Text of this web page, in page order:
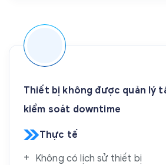
Thiết bị không được quản lý
kiểm soát downtime
Thực tế
Không có lịch sử thiết bị